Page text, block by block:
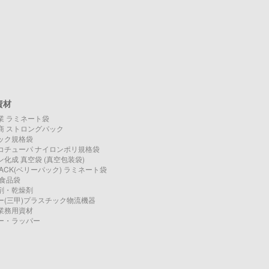
材
ラミネート袋
ストロングパック
ク規格袋
チューパ ナイロンポリ規格袋
化成 真空袋 (真空包装袋)
ベリーパック) ラミネート袋
品袋
・乾燥剤
(三甲)プラスチック物流機器
務用資材
・ラッパー